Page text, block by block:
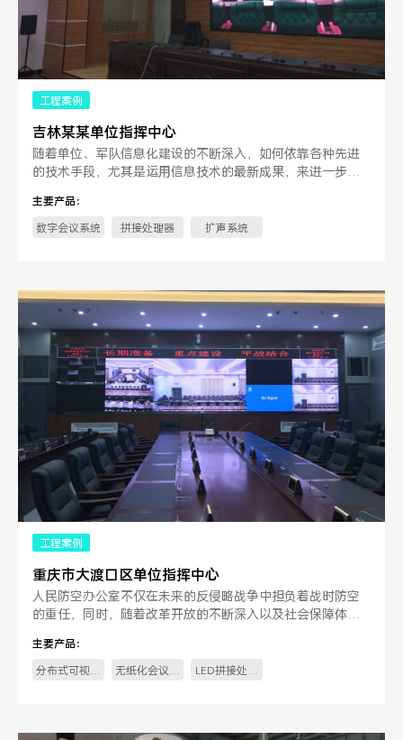
工程案例
吉林某某单位指挥中心
随着单位、军队信息化建设的不断深入，如何依靠各种先进
的技术手段，尤其是运用信息技术的最新成果，来进一步提
主要产品：
数字会议系统
拼接处理器 扩声系统
工程案例
重庆市大渡口区单位指挥中心
人民防空办公室不仅在未来的反侵略战争中担负着战时防空
的重任，同时，随着改革开放的不断深入以及社会保障体系
作。
主要产品：
分布式可视化
无纸化会议系
LED拼接处理